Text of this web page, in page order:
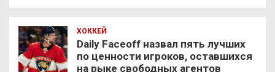
ХОККЕЙ
Daily Faceoff назвал пять лучших
по ценности игроков, оставшихся
на рыке свободных агентов